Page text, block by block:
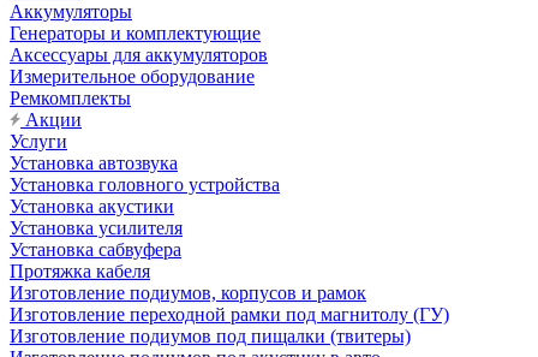
Аккумуляторы
Генераторы и комплектующие
Аксессуары для аккумуляторов
Измерительное оборудование
Ремкомплекты
Акции
Услуги
Установка автозвука
Установка головного устройства
Установка акустики
Установка усилителя
Установка сабвуфера
Протяжка кабеля
Изготовление подиумов, корпусов и рамок
Изготовление переходной рамки под магнитолу (ГУ)
Изготовление подиумов под пищалки (твитеры)